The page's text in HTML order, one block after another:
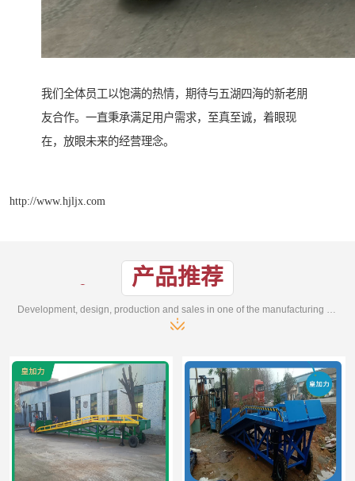
我们全体员工以饱满的热情，期待与五湖四海的新老朋
友合作。一直秉承满足用户需求，至真至诚，着眼现
在，放眼未来的经营理念。
http://www.hjljx.com
产品推荐